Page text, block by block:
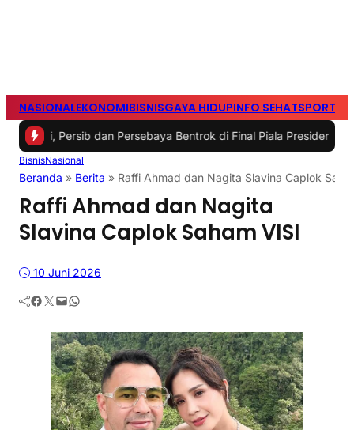
NASIONALEKONOMIBISNISGAYA HIDUPINFO SEHATSPORTS
Ini, Persib dan Persebaya Bentrok di Final Piala Presiden 2026
BisnisNasional
Beranda » Berita » Raffi Ahmad dan Nagita Slavina Caplok
Raffi Ahmad dan Nagita
Slavina Caplok Saham VISI
10 Juni 2026
Facebook Twitter Mail WhatsApp